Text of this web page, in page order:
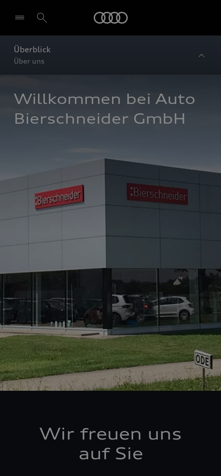
Überblick
Über uns
Willkommen bei Auto
Bierschneider GmbH
Wir freuen uns
auf Sie